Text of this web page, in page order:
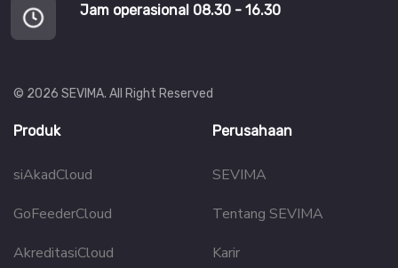
Jam operasional 08.30 - 16.30
© 2026 SEVIMA. All Right Reserved
Produk
siAkadCloud
GoFeederCloud
AkreditasiCloud
Perusahaan
SEVIMA
Tentang SEVIMA
Karir